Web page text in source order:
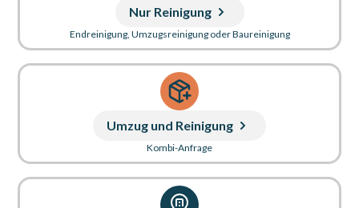
Nur Reinigung
Endreinigung, Umzugsreinigung oder Baureinigung
Umzug und Reinigung
Kombi-Anfrage